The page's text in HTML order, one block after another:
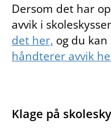
Dersom det har
avvik i
det her, og du kan
håndterer avvik
Klage på